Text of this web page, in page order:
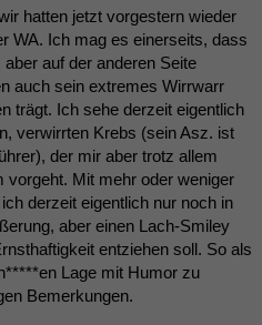
hatten jetzt vorgestern wieder
WA. Ich mag es einerseits, dass
auf der anderen Seite
auch sein extremes Wirrwarr
trägt. Ich sehe derzeit eigentlich
verwirrten Krebs (sein Asz. ist
der mir aber trotz allem
Mit mehr oder weniger
derzeit eigentlich nur noch in
aber einen Lach-Smiley
entziehen soll. So als
Lage mit Humor zu
Bemerkungen.